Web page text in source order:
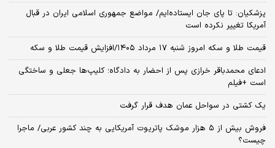
پزشکیان: تا پای جان ایستاده‌ایم/ مواضع جمهوری اسلامی ایران در قبال
آمریکا تغییر نکرده است
قیمت طلا و سکه امروز شنبه ۱۷ مرداد ۱۴۰۵/افزایش قیمت طلا و سکه
ادعای محمدباقر خرازی پس از احضار به دادگاه؛ کلیپ‌ها جعلی و ساختگی
است +فیلم
یک کشتی در سواحل عمان هدف قرار گرفت
فروش بیش از ۵ هزار موشک پاتریوت آمریکایی به چند کشور عربی/ ماجرا
چیست؟